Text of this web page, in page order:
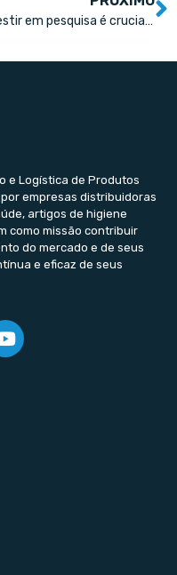
Investir em pesquisa é crucial para reduzir o custo e ampliar o acesso a terapias oncológicas
e Logística de Produtos
empresas distribuidoras
artigos de higiene
como missão contribuir
do mercado e de seus
e eficaz de seus